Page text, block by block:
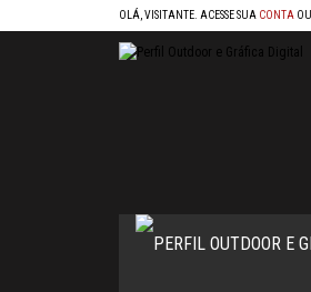
OLÁ, VISITANTE. ACESSE SUA CONTA OU